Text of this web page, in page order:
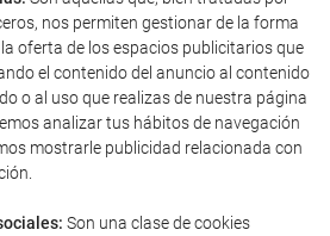
nos permiten gestionar de la forma
oferta de los espacios publicitarios que
el contenido del anuncio al contenido
o al uso que realizas de nuestra página
analizar tus hábitos de navegación
mostrarle publicidad relacionada con
Son una clase de cookies